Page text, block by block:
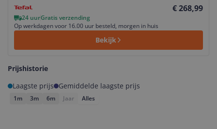
€ 268,99
24 uurGratis verzending
Op werkdagen voor 16.00 uur besteld, morgen in huis
Bekijk
Prijshistorie
Laagste prijs
Gemiddelde laagste prijs
1m 3m 6m Jaar Alles